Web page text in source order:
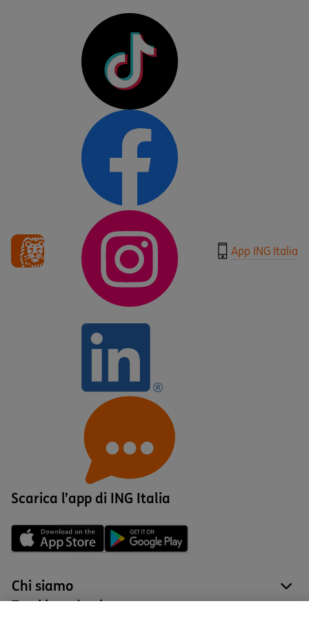
App ING Italia
Scarica l’app di ING Italia
Chi siamo
Tutti i prodotti